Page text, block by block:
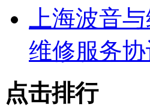
上海波音
维修服务协
点击排行